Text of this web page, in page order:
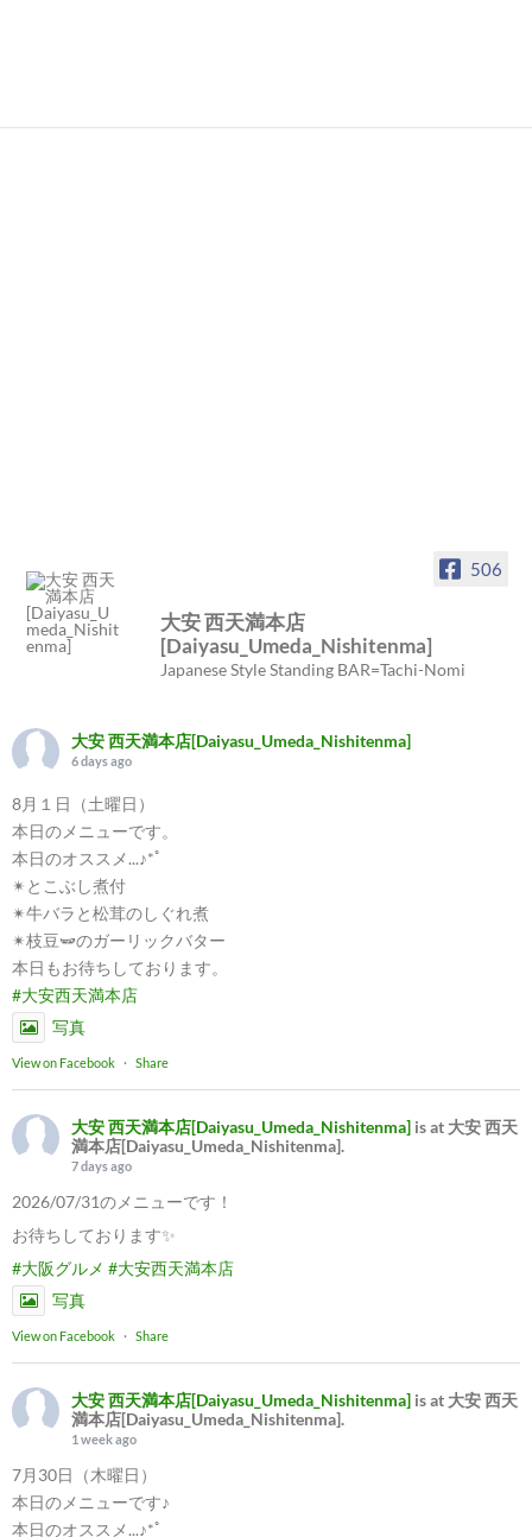
506
大安 西天満本店
[Daiyasu_Umeda_Nishitenma]
Japanese Style Standing BAR=Tachi-Nomi
大安 西天満本店[Daiyasu_Umeda_Nishitenma]
6 days ago
8月１日（土曜日）
本日のメニューです。
本日のオススメ...♪*ﾟ
✴︎とこぶし煮付
✴︎牛バラと松茸のしぐれ煮
✴︎枝豆🫛のガーリックバター
本日もお待ちしております。
#大安西天満本店
写真
View on Facebook · Share
大安 西天満本店[Daiyasu_Umeda_Nishitenma] is at 大安 西天
満本店[Daiyasu_Umeda_Nishitenma].
7 days ago
2026/07/31のメニューです！
お待ちしております✨
#大阪グルメ #大安西天満本店
写真
View on Facebook · Share
大安 西天満本店[Daiyasu_Umeda_Nishitenma] is at 大安 西天
満本店[Daiyasu_Umeda_Nishitenma].
1 week ago
7月30日（木曜日）
本日のメニューです♪
本日のオススメ...♪*ﾟ